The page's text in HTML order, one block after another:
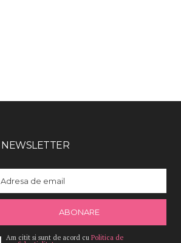
NEWSLETTER
ABONARE
Am citit si sunt de acord cu Politica de